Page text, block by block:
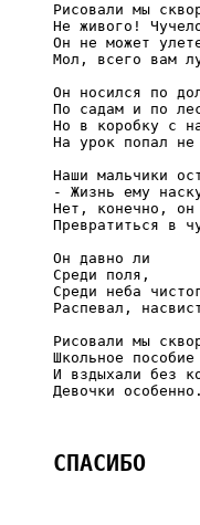
Рисовали мы
Не живого!
Он не может
Мол, всего вам
Он носился по
По садам и по
Но в коробку с
На урок попал не
Наши мальчики
- Жизнь ему
Нет, конечно, он
Превратиться в
     Он давно ли
     Среди поля,
Среди неба
Распевал,
Рисовали мы
Школьное пособие
И вздыхали без
     Девочки особенно.
СПАСИБО